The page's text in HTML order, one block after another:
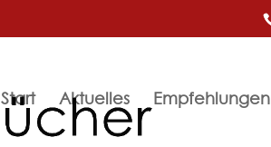
Start Aktuelles Empfehlungen